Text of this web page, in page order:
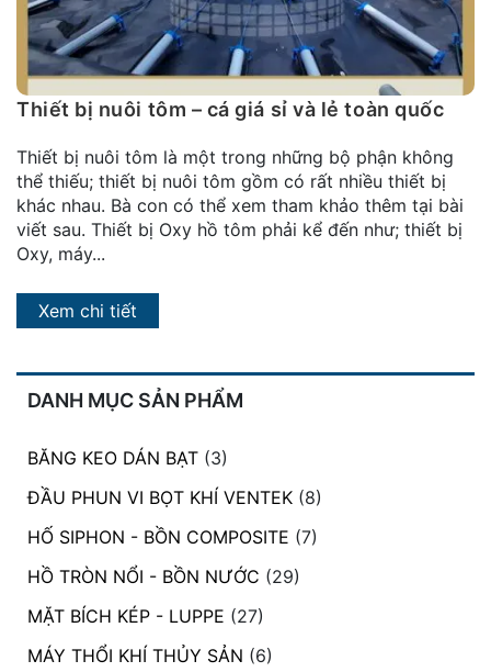
Quy
định
Blog
chia
Liên
hệ
DANH MỤC SẢN PHẨM
BĂNG KEO DÁN BẠT (3)
ĐẦU PHUN VI BỌT KHÍ VENTEK (8)
HỐ SIPHON - BỒN COMPOSITE (7)
HỒ TRÒN NỔI - BỒN NƯỚC (29)
MẶT BÍCH KÉP - LUPPE (27)
MÁY THỔI KHÍ THỦY SẢN (6)
Thiết bị nuôi tôm – cá giá sỉ và lẻ toàn quốc
Thiết bị nuôi tôm là một trong những bộ phận không
thể thiếu; thiết bị nuôi tôm gồm có rất nhiều thiết bị
khác nhau. Bà con có thể xem tham khảo thêm tại bài
viết sau. Thiết bị Oxy hồ tôm phải kể đến như; thiết bị
Oxy, máy...
Xem chi tiết